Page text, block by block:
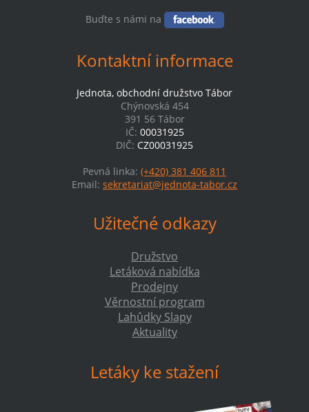
Buďte s námi na
Kontaktní informace
Jednota, obchodní družstvo Tábor
Chýnovská 454
391 56 Tábor
IČ: 00031925
DIČ: CZ00031925
Pevná linka: (+420) 381 406 811
Email: sekretariat@jednota-tabor.cz
Užitečné odkazy
Družstvo
Letáková nabídka
Prodejny
Věrnostní program
Lahůdky Slapy
Aktuality
Letáky ke stažení